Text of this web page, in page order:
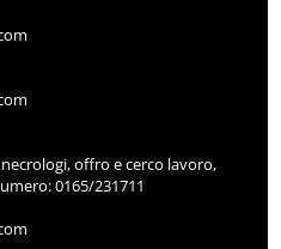
offro e cerco lavoro,
0165/231711